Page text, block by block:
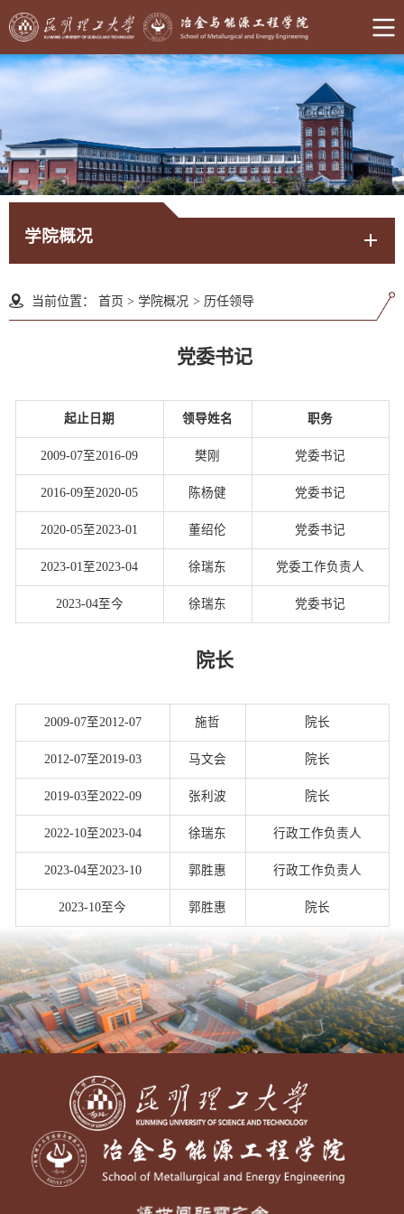
学院概况
当前位置： 首页 > 学院概况 > 历任领导
党委书记
起止日期 领导姓名 职务
2009-07至2016-09 樊刚 党委书记
2016-09至2020-05 陈杨健 党委书记
2020-05至2023-01 董绍伦 党委书记
2023-01至2023-04 徐瑞东 党委工作负责人
2023-04至今 徐瑞东 党委书记
院长
2009-07至2012-07 施哲 院长
2012-07至2019-03 马文会 院长
2019-03至2022-09 张利波 院长
2022-10至2023-04 徐瑞东 行政工作负责人
2023-04至2023-10 郭胜惠 行政工作负责人
2023-10至今 郭胜惠 院长